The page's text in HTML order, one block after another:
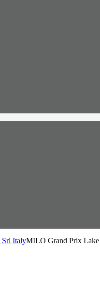
Srl ItalyMILO Grand Prix Lake